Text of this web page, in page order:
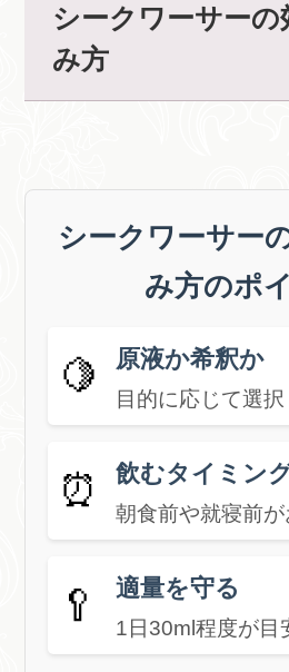
シークワーサーの
み方
シークワーサー
み方のポ
🍋 原液か希釈か
目的に応じて選択
⏰ 飲むタイミン
朝食前や就寝前
🥄 適量を守る
1日30ml程度が目